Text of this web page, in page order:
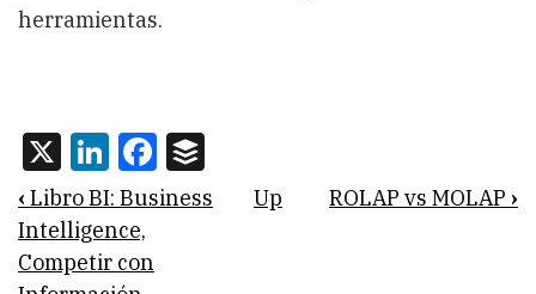
herramientas.
X LinkedIn
Facebook
Book
traversal
links
‹ Libro BI: Business
Intelligence,
Competir con
Up ROLAP vs MOLAP ›